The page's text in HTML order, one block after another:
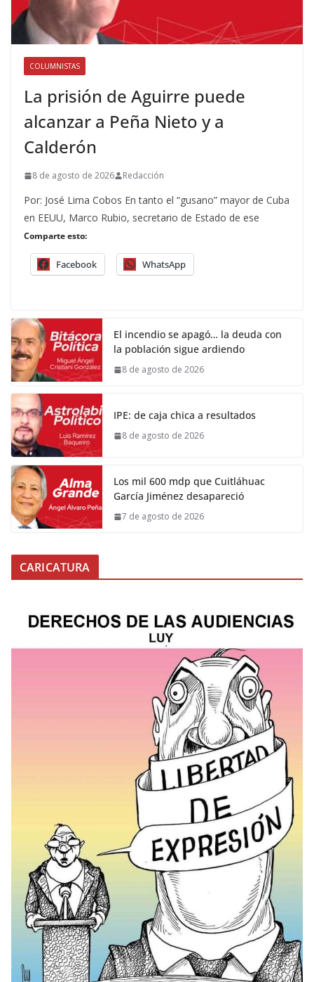
COLUMNISTAS
La prisión de Aguirre puede
alcanzar a Peña Nieto y a
Calderón
8 de agosto de 2026 Redacción
Por: José Lima Cobos En tanto el “gusano” mayor de Cuba
en EEUU, Marco Rubio, secretario de Estado de ese
Comparte esto:
Facebook WhatsApp
El incendio se apagó… la deuda con
la población sigue ardiendo
8 de agosto de 2026
IPE: de caja chica a resultados
8 de agosto de 2026
Los mil 600 mdp que Cuitláhuac
García Jiménez desapareció
7 de agosto de 2026
CARICATURA